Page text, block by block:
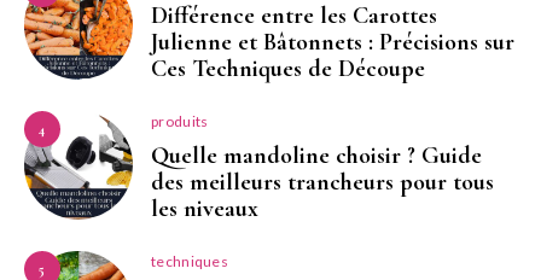
Différence entre les Carottes
Julienne et Bâtonnets : Précisions sur
Ces Techniques de Découpe
4 produits
Quelle mandoline choisir ? Guide
des meilleurs trancheurs pour tous
les niveaux
5 techniques